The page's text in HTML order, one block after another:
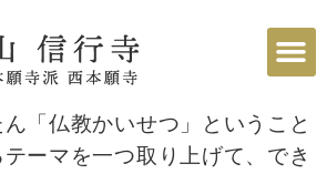
「仏教かいせつ」ということ
ーマを一つ取り上げて、でき